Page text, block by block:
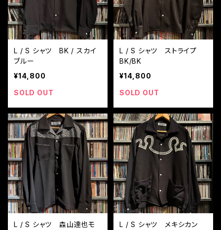
L / S シャツ BK / スカイ
ブルー
¥14,800
SOLD OUT
L / S シャツ ストライプ
BK/BK
¥14,800
SOLD OUT
L / S シャツ 森山達也モ
L / S シャツ メキシカン